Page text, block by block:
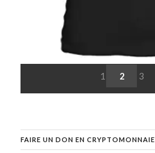
1 2 3
FAIRE UN DON EN CRYPTOMONNAIE